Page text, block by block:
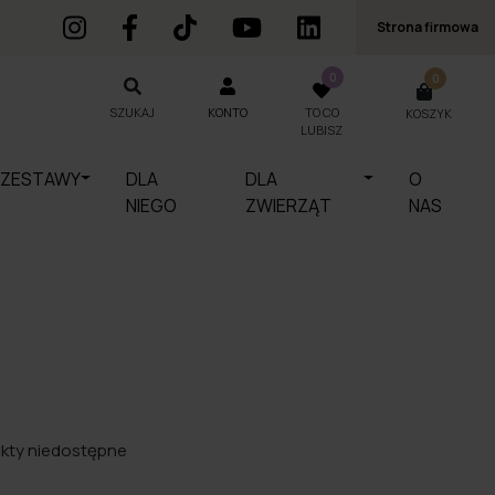
Strona firmowa
SZUKAJ KONTO
0
TO CO
LUBISZ
0
KOSZYK
ZESTAWY
DLA
NIEGO
DLA
ZWIERZĄT
O
NAS
SZUKAJ
niedostępne